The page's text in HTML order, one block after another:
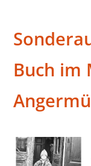
Buch im